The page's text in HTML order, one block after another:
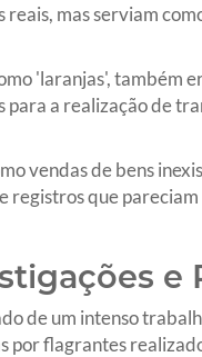
reais, mas serviam
'laranjas', também
para a realização de
vendas de bens
registros que
e
de um intenso
por flagrantes